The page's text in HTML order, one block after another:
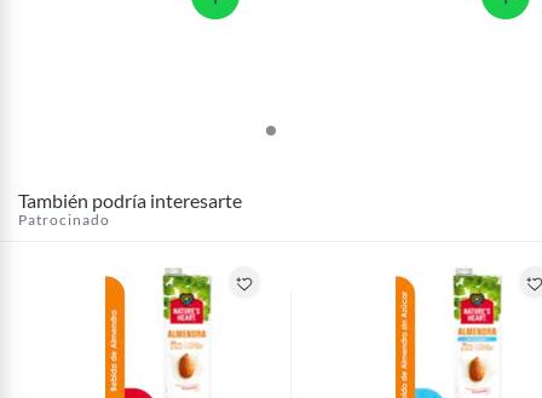
También podría interesarte
Patrocinado